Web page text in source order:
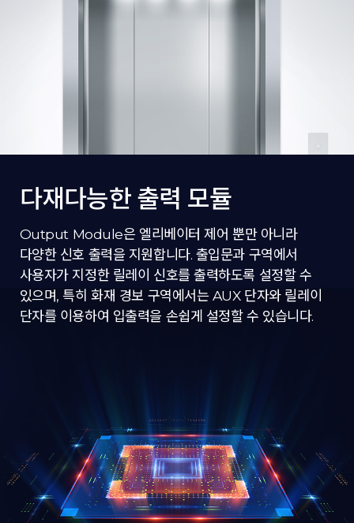
다재다능한 출력 모듈
Output Module은 엘리베이터 제어 뿐만 아니라
다양한 신호 출력을 지원합니다. 출입문과 구역에서
사용자가 지정한 릴레이 신호를 출력하도록 설정할 수
있으며, 특히 화재 경보 구역에서는 AUX 단자와 릴레이
단자를 이용하여 입출력을 손쉽게 설정할 수 있습니다.